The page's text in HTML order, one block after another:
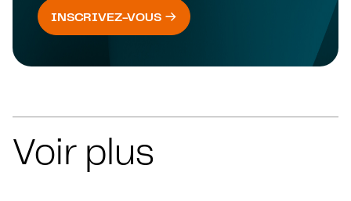
INSCRIVEZ-VOUS
Voir plus